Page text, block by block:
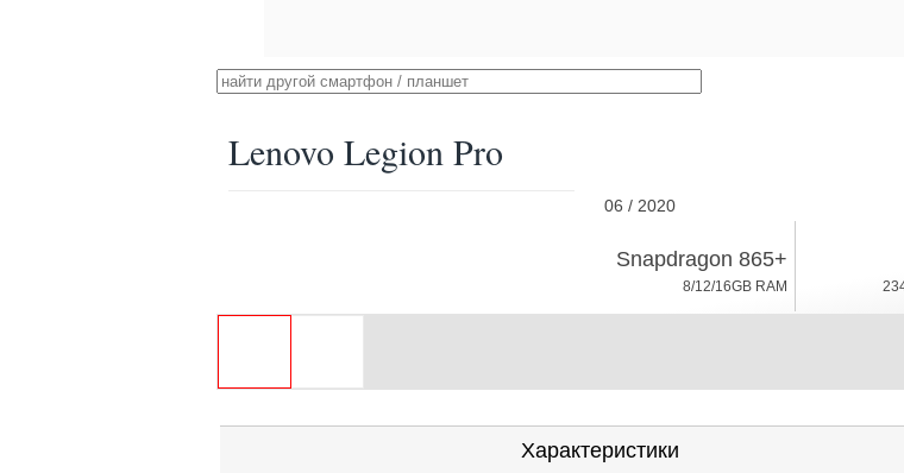
Lenovo Legion Pro
06 / 2020
Android 10
Snapdragon 865+
8/12/16GB RAM
Характеристики